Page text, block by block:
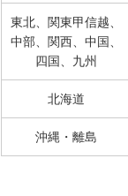
東北、関東甲信越、
中部、関西、中国、
四国、九州
北海道
沖縄・離島